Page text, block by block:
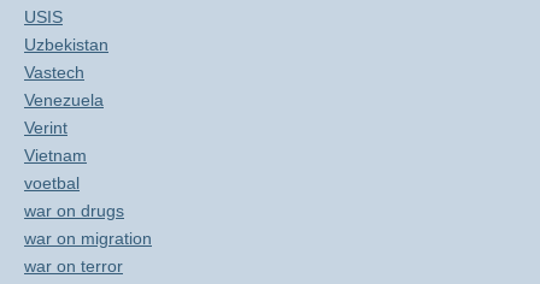
USIS
Uzbekistan
Vastech
Venezuela
Verint
Vietnam
voetbal
war on drugs
war on migration
war on terror